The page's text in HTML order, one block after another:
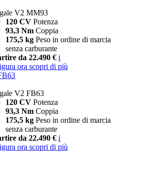
V2 MM93
120 CV Potenza
93,3 Nm Coppia
175,5 kg Peso in ordine di marcia
senza carburante
da 22.490 € i
ora scopri di più
V2 FB63
120 CV Potenza
93,3 Nm Coppia
175,5 kg Peso in ordine di marcia
senza carburante
da 22.490 € i
ora scopri di più